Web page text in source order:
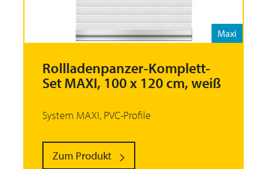
Maxi
Rollladenpanzer-Komplett-
Set MAXI, 100 x 120 cm, weiß
System MAXI, PVC-Profile
Zum Produkt